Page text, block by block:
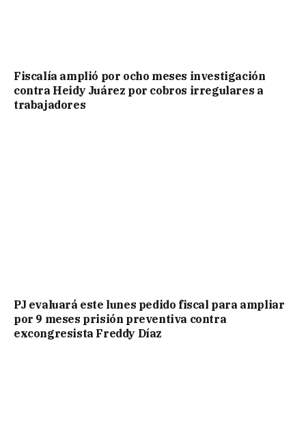
Fiscalía amplió por ocho meses investigación
contra Heidy Juárez por cobros irregulares a
trabajadores
PJ evaluará este lunes pedido fiscal para ampliar
por 9 meses prisión preventiva contra
excongresista Freddy Díaz